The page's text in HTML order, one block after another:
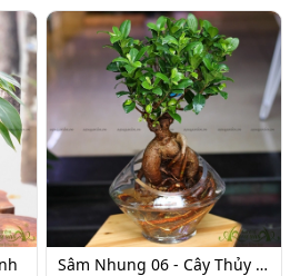
Sâm Nhung 06 - Cây Thủy Canh